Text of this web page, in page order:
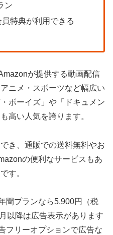
ン
特典が利用できる
が提供する動画配信
ニメ・スポーツなど幅広い
ボーイズ」や「ドキュメン
高い人気を誇ります。
き、通販での送料無料やお
の便利なサービスもあ
す。
間プランなら5,900円（税
以降は広告表示があります
フリーオプションで広告な